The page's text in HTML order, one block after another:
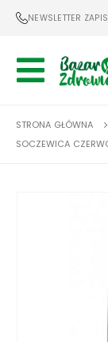
NEWSLETTER ZAPIS
STRONA GŁÓWNA
SOCZEWICA